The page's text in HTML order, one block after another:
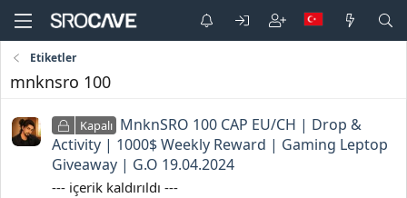
Etiketler
mnknsro 100
Kapalı MnknSRO 100 CAP EU/CH | Drop &
Activity | 1000$ Weekly Reward | Gaming Leptop
Giveaway | G.O 19.04.2024
--- içerik kaldırıldı ---